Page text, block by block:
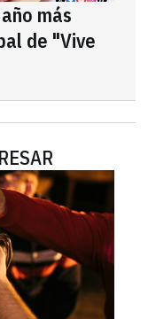
más
de "Vive